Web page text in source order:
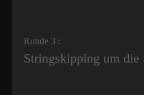
Runde 3 :
Stringskipping um die